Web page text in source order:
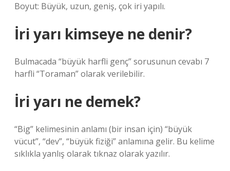
Boyut: Büyük, uzun, geniş, çok iri yapılı.
İri yarı kimseye ne denir?
Bulmacada “büyük harfli genç” sorusunun cevabı 7
harfli “Toraman” olarak verilebilir.
İri yarı ne demek?
“Big” kelimesinin anlamı (bir insan için) “büyük
vücut”, “dev”, “büyük fiziği” anlamına gelir. Bu kelime
sıklıkla yanlış olarak tıknaz olarak yazılır.